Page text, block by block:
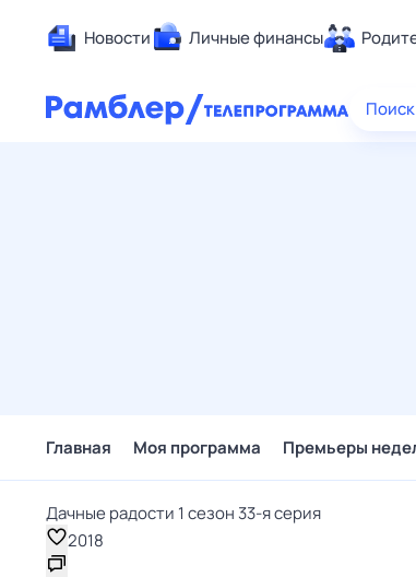
Новости Личные финансы
Главная Моя программа Премьеры
Дачные радости 1 сезон 33-я серия
2018